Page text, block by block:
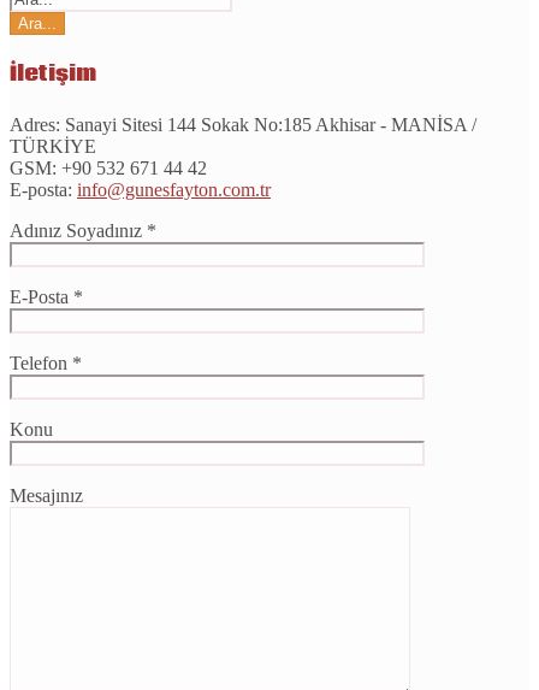
İletişim
Adres: Sanayi Sitesi 144 Sokak No:185 Akhisar - MANİSA /
TÜRKİYE
GSM: +90 532 671 44 42
E-posta: info@gunesfayton.com.tr
Adınız Soyadınız *
E-Posta *
Telefon *
Konu
Mesajınız